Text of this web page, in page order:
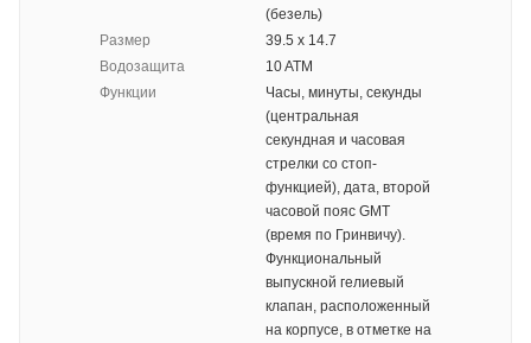
(безель)
Размер
39.5 х 14.7
Водозащита
10 ATM
Функции
Часы, минуты, секунды
(центральная
секундная и часовая
стрелки со стоп-
функцией), дата, второй
часовой пояс GMT
(время по Гринвичу).
Функциональный
выпускной гелиевый
клапан, расположенный
на корпусе, в отметке на